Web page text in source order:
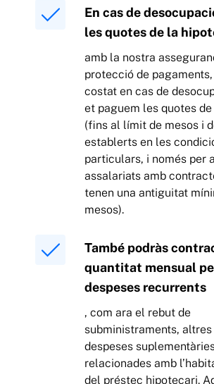
En cas de
les quotes de la
amb la nostra
protecció de
costat en cas de
et paguem les quotes
(fins al límit de mesos i
establerts en les
particulars, i només per
assalariats amb
tenen una antiguitat
mesos).
També podràs
quantitat mensual
despeses recurrents
, com ara el rebut de
subministraments,
despeses
relacionades amb
del préstec hipotecari.